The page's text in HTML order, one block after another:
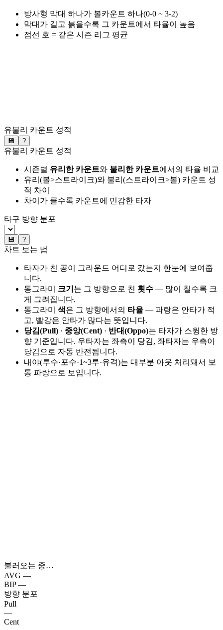
방사형 막대 하나가 볼카운트 하나(0-0 ~ 3-2)
막대가 길고 붉을수록 그 카운트에서 타율이 높음
점선 호 = 같은 시즌 리그 평균
유불리 카운트 성적
💾 ?
유불리 카운트 성적
시즌별 유리한 카운트와 불리한 카운트에서의 타율 비교
유리(볼>스트라이크)와 불리(스트라이크>볼) 카운트 성
적 차이
차이가 클수록 카운트에 민감한 타자
타구 방향 분포
💾 ?
차트 보는 법
타자가 친 공이 그라운드 어디로 갔는지 한눈에 보여줍
니다.
동그라미 크기 는 그 방향으로 친 횟수 — 많이 칠수록 크
게 그려집니다.
동그라미 색은 그 방향에서의 타율 — 파랑은 안타가 적
고, 빨강은 안타가 많다는 뜻입니다.
당김(Pull) · 중앙(Cent) · 반대(Oppo)는 타자가 스윙한 방
향 기준입니다. 우타자는 좌측이 당김, 좌타자는 우측이
당김으로 자동 반전됩니다.
내야(투수·포수·1~3루·유격)는 대부분 아웃 처리돼서 보
통 파랑으로 보입니다.
불러오는 중…
AVG —
BIP —
방향 분포
Pull
—
Cent